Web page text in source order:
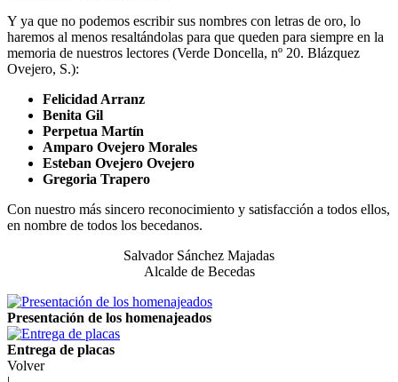
Y ya que no podemos escribir sus nombres con letras de oro, lo
haremos al menos resaltándolas para que queden para siempre en la
memoria de nuestros lectores (Verde Doncella, nº 20. Blázquez
Ovejero, S.):
Felicidad Arranz
Benita Gil
Perpetua Martín
Amparo Ovejero Morales
Esteban Ovejero Ovejero
Gregoria Trapero
Con nuestro más sincero reconocimiento y satisfacción a todos ellos,
en nombre de todos los becedanos.
Salvador Sánchez Majadas
Alcalde de Becedas
Presentación de los homenajeados
Entrega de placas
Volver